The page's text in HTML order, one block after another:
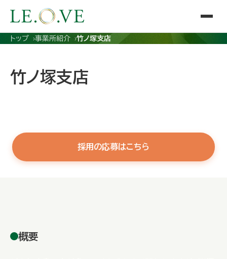
トップ 事業所紹介 竹ノ塚支店
竹ノ塚支店
採用の応募はこちら
概要